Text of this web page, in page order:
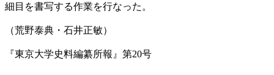
細目を書写する作業を行なった。
（荒野泰典・石井正敏）
『東京大学史料編纂所報』第20号